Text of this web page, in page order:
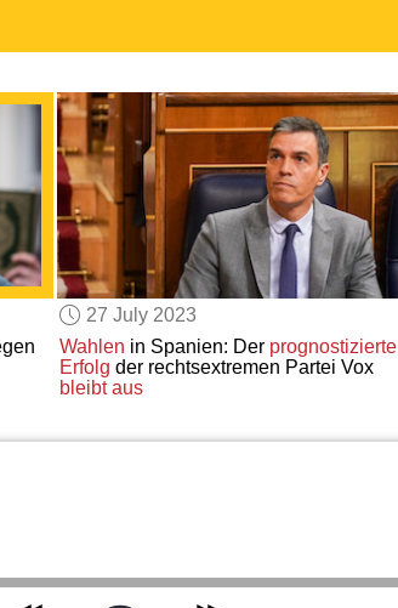
27 July 2023
Wahlen in Spanien: Der prognostizierte
Erfolg der rechtsextremen Partei Vox
bleibt aus